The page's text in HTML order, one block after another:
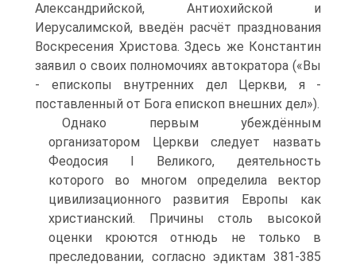
Александрийской, Антиохийской и
Иерусалимской, введён расчёт празднования
Воскресения Христова. Здесь же Кон­стантин
заявил о своих полномочиях автократора («Вы
- епископы внутренних дел Церкви, я -
поставленный от Бога епископ внешних дел»).
Однако первым убеждённым
организатором Церкви следует назвать
Феодо­сия I Великого, деятельность
которого во многом определила вектор
цивилиза­ционного развития Европы как
христианский. Причины столь высокой
оценки кроются отнюдь не только в
преследовании, согласно эдиктам 381-385